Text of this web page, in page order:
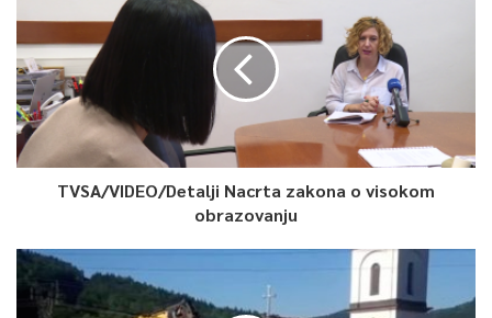
TVSA/VIDEO/Detalji Nacrta zakona o visokom
obrazovanju